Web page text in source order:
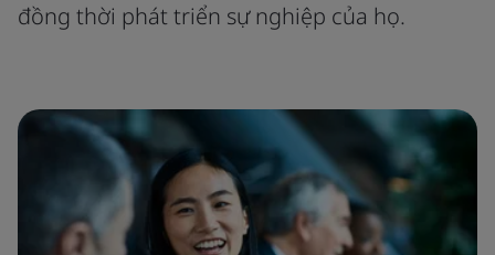
đồng thời phát triển sự nghiệp của họ.